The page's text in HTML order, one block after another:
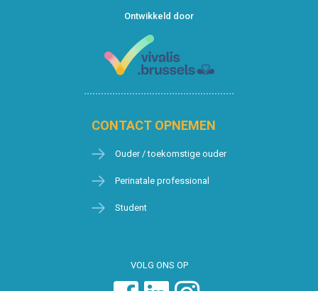
Ontwikkeld door
CONTACT OPNEMEN
Ouder / toekomstige ouder
Perinatale professional
Student
VOLG ONS OP